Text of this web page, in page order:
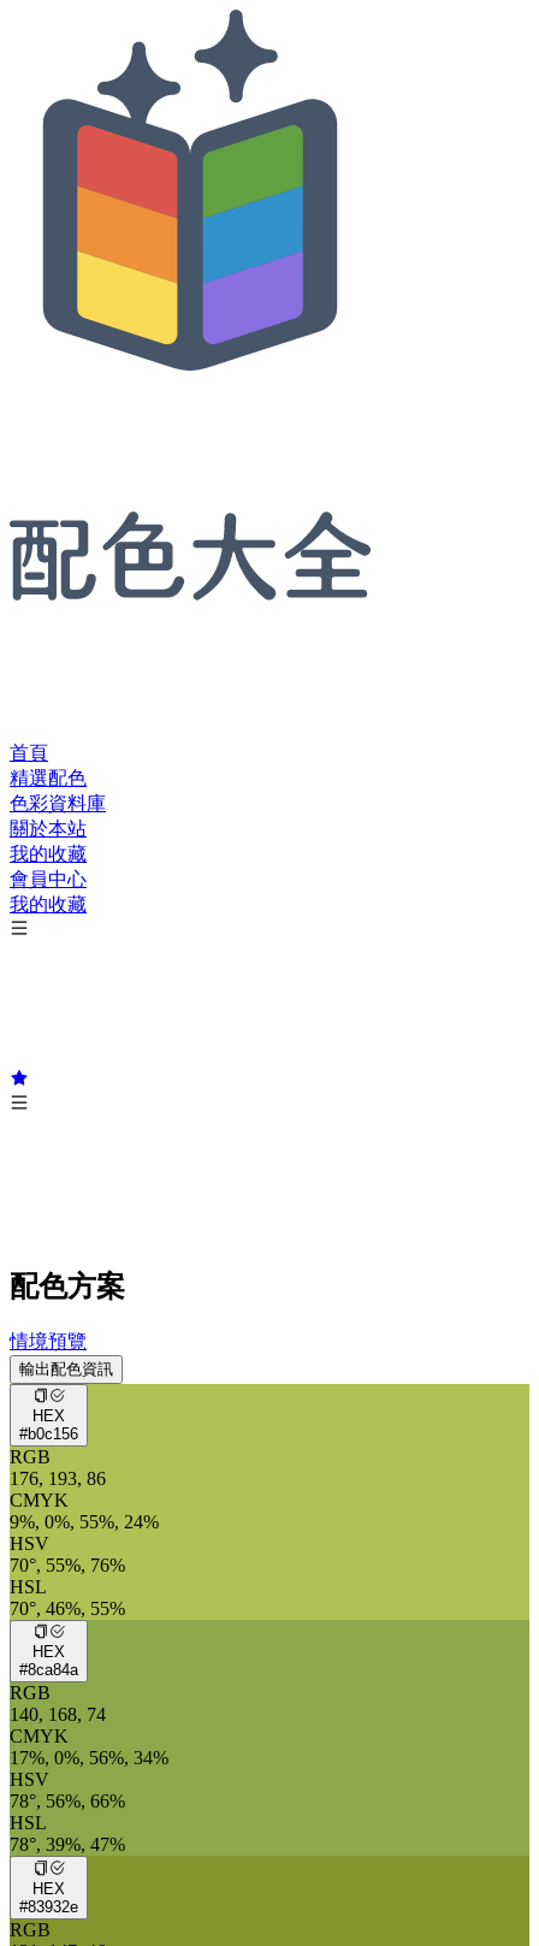
首頁
精選配色
色彩資料庫
關於本站
我的收藏
會員中心
我的收藏
配色方案
情境預覽
輸出配色資訊
HEX
#b0c156
RGB
176, 193, 86
CMYK
9%, 0%, 55%, 24%
HSV
70°, 55%, 76%
HSL
70°, 46%, 55%
HEX
#8ca84a
RGB
140, 168, 74
CMYK
17%, 0%, 56%, 34%
HSV
78°, 56%, 66%
HSL
78°, 39%, 47%
HEX
#83932e
RGB